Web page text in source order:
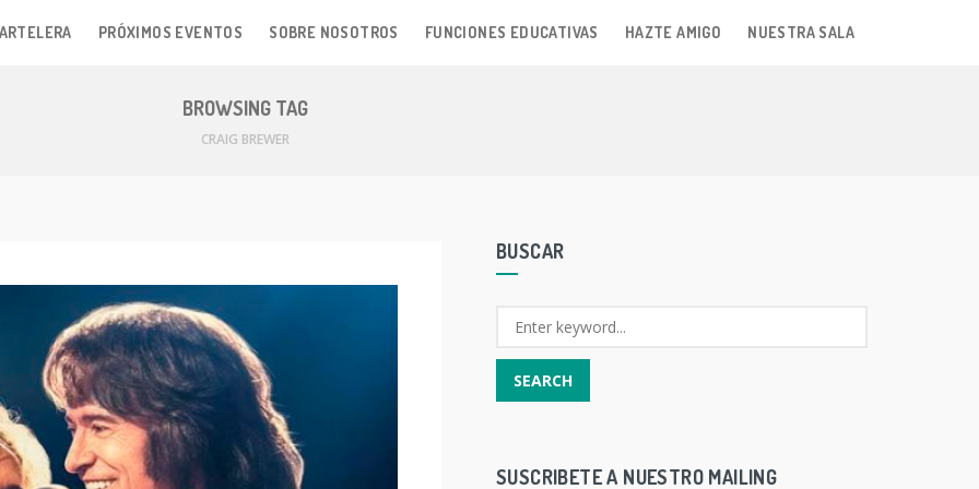
PRÓXIMOS EVENTOS SOBRE NOSOTROS FUNCIONES EDUCATIVAS HAZTE AMIGO NUESTRA SALA
BROWSING TAG
CRAIG BREWER
BUSCAR
SUSCRIBETE A NUESTRO MAILING